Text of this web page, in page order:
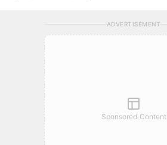
ADVERTISEMENT
Sponsored Content